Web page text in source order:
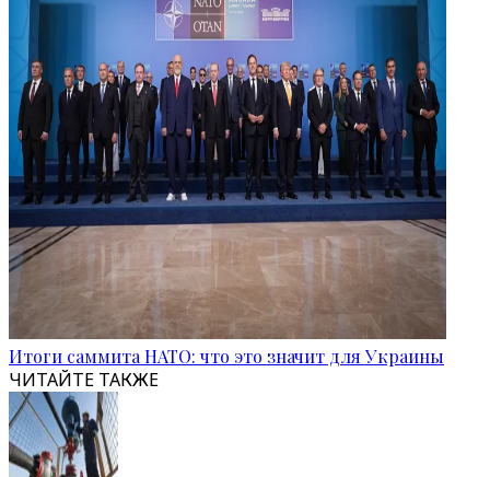
Итоги саммита НАТО: что это значит для Украины
ЧИТАЙТЕ ТАКЖЕ